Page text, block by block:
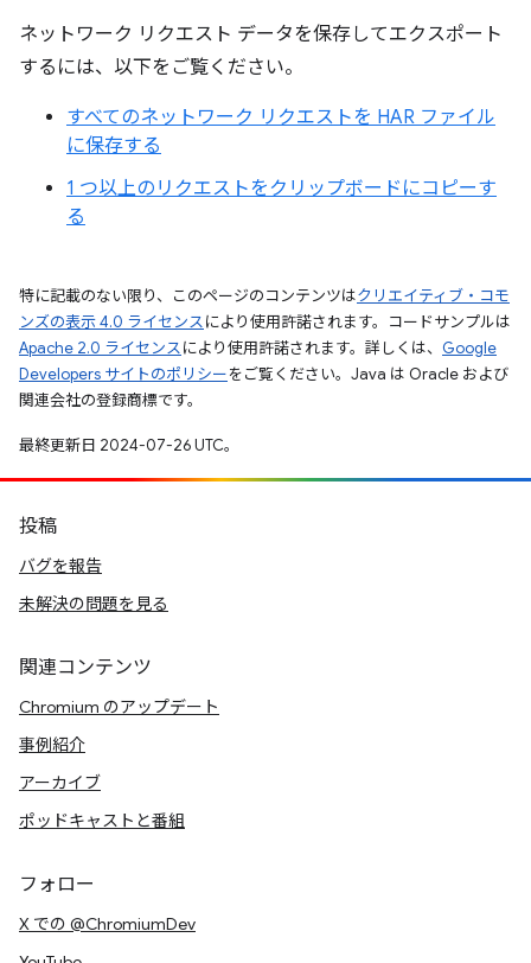
ネットワーク リクエスト データを保存してエクスポート
するには、以下をご覧ください。
すべてのネットワーク リクエストを HAR ファイル
に保存する
1 つ以上のリクエストをクリップボードにコピーす
る
特に記載のない限り、このページのコンテンツはクリエイティブ・コモ
ンズの表示 4.0 ライセンスにより使用許諾されます。コードサンプルは
Apache 2.0 ライセンスにより使用許諾されます。詳しくは、 Google
Developers サイトのポリシーをご覧ください。Java は Oracle および
関連会社の登録商標です。
最終更新日 2024-07-26 UTC。
投稿
バグを報告
未解決の問題を見る
関連コンテンツ
Chromium のアップデート
事例紹介
アーカイブ
ポッドキャストと番組
フォロー
X での @ChromiumDev